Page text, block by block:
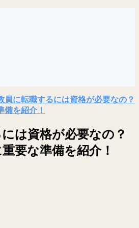
員に転職するには資格が必要なの？
備を紹介！
は資格が必要なの？
要な準備を紹介！